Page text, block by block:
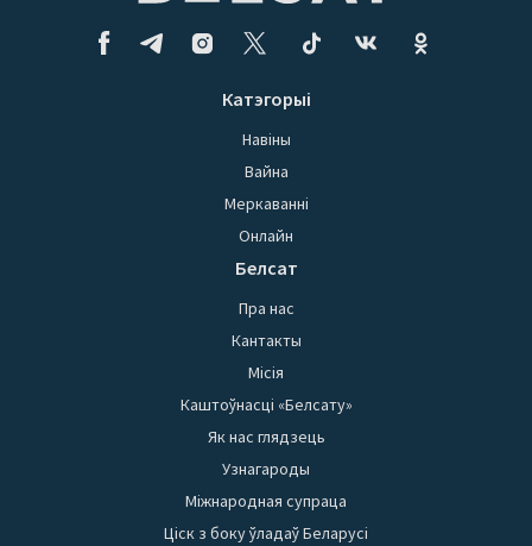
Катэгорыі
Навіны
Вайна
Меркаванні
Онлайн
Белсат
Пра нас
Кантакты
Місія
Каштоўнасці «Белсату»
Як нас глядзець
Узнагароды
Міжнародная супраца
Ціск з боку ўладаў Беларусі